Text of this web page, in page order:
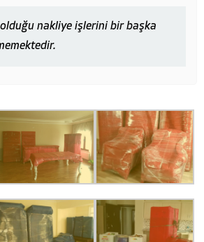
olduğu nakliye işlerini bir başka